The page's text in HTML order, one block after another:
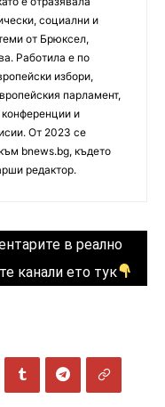
социални и
от Брюксел,
Работила е по
избори,
парламент,
и
От 2023 се
bnews.bg, където
редактор.
в реално
канали ето тук